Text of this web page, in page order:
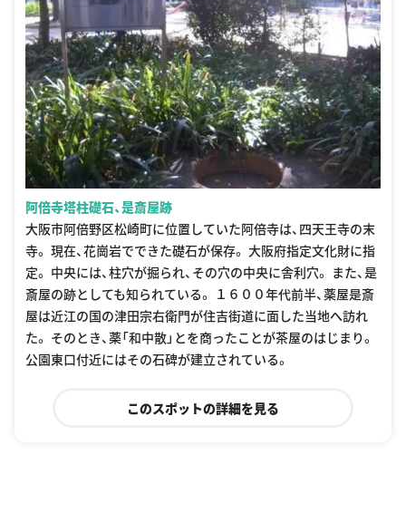
阿倍寺塔柱礎石、是斎屋跡
大阪市阿倍野区松崎町に位置していた阿倍寺は、四天王寺の末
寺。 現在、花崗岩でできた礎石が保存。 大阪府指定文化財に指
定。 中央には、柱穴が掘られ、その穴の中央に舎利穴。 また、是
斎屋の跡としても知られている。 １６００年代前半、薬屋是斎
屋は近江の国の津田宗右衛門が住吉街道に面した当地へ訪れ
た。 そのとき、薬「和中散」とを商ったことが茶屋のはじまり。
公園東口付近にはその石碑が建立されている。
このスポットの詳細を見る